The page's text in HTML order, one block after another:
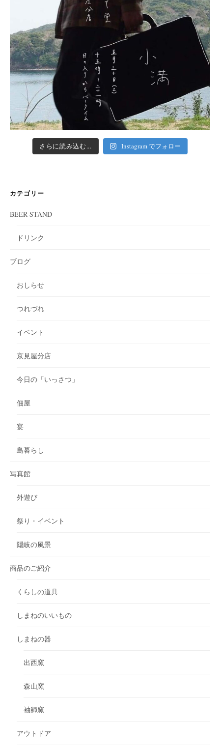
さらに読み込む... Instagram でフォロー
カテゴリー
BEER STAND
ドリンク
ブログ
おしらせ
つれづれ
イベント
京見屋分店
今日の「いっさつ」
佃屋
宴
島暮らし
写真館
外遊び
祭り・イベント
隠岐の風景
商品のご紹介
くらしの道具
しまねのいいもの
しまねの器
出西窯
森山窯
袖師窯
アウトドア